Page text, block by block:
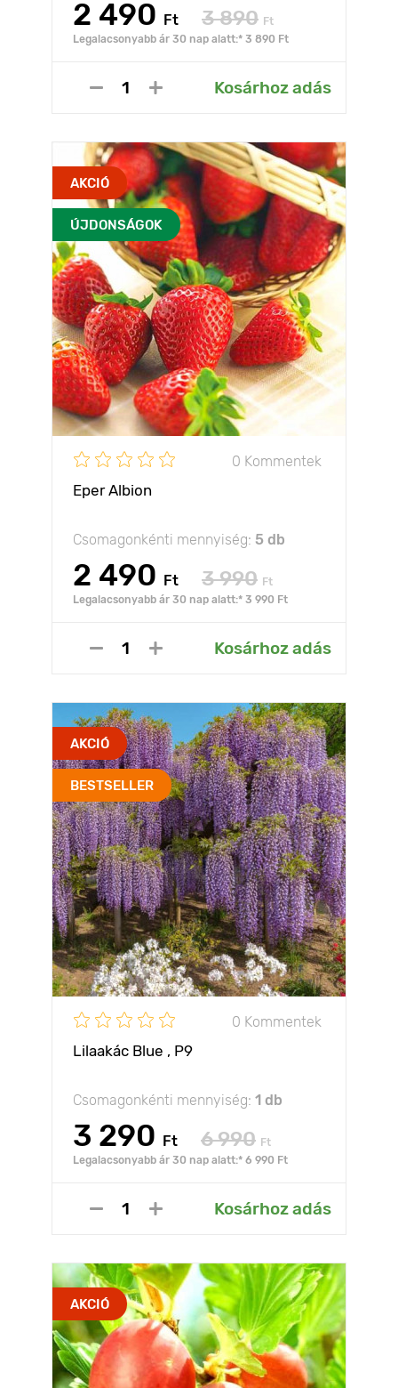
2 490 Ft 3 890 Ft
Legalacsonyabb ár 30 nap alatt:* 3 890 Ft
Kosárhoz adás
AKCIÓ
ÚJDONSÁGOK
0 Kommentek
Eper Albion
Csomagonkénti mennyiség: 5 db
2 490 Ft 3 990 Ft
Legalacsonyabb ár 30 nap alatt:* 3 990 Ft
Kosárhoz adás
AKCIÓ
BESTSELLER
0 Kommentek
Lilaakác Blue , P9
Csomagonkénti mennyiség: 1 db
3 290 Ft 6 990 Ft
Legalacsonyabb ár 30 nap alatt:* 6 990 Ft
Kosárhoz adás
AKCIÓ